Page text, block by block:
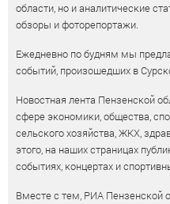
области, но и аналитические
обзоры и фоторепортажи.
Ежедневно по будням мы
событий, произошедших в
Новостная лента Пензенской
сфере экономики, общества,
сельского хозяйства, ЖКХ,
этого, на наших страницах
событиях, концертах и
Вместе с тем, РИА Пензенской